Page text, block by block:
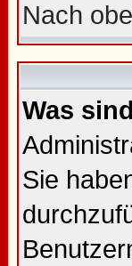
Nach
Was
Sie